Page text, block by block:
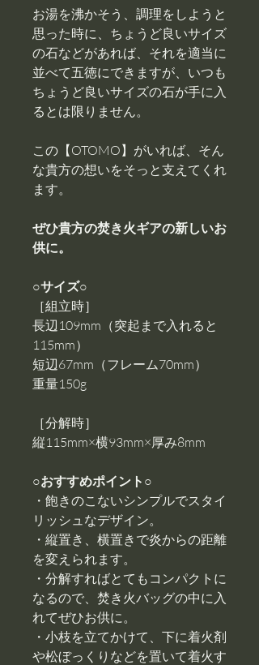
お湯を沸かそう、調理をしようと
思った時に、ちょうど良いサイズ
の石などがあれば、それを適当に
並べて五徳にできますが、いつも
ちょうど良いサイズの石が手に入
るとは限りません。
この【OTOMO】がいれば、そん
な貴方の想いをそっと支えてくれ
ます。
ぜひ貴方の焚き火ギアの新しいお
供に。
○サイズ○
［組立時］
長辺109mm（突起まで入れると
115mm）
短辺67mm（フレーム70mm）
重量150g
［分解時］
縦115mm×横93mm×厚み8mm
○おすすめポイント○
・飽きのこないシンプルでスタイ
リッシュなデザイン。
・縦置き、横置きで炎からの距離
を変えられます。
・分解すればとてもコンパクトに
なるので、焚き火バッグの中に入
れてぜひお供に。
・小枝を立てかけて、下に着火剤
や松ぼっくりなどを置いて着火す